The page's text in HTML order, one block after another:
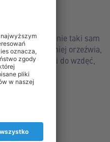
dadzą dokładnie taki sam
skuteczniej orzeźwia,
do wzdęć,